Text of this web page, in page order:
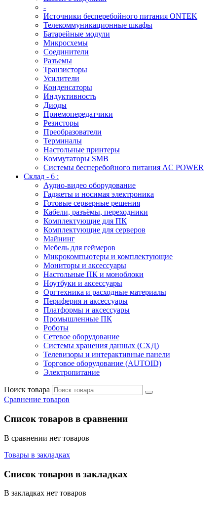
-
Источники бесперебойного питания ONTEK
Телекоммуникационные шкафы
Батарейные модули
Микросхемы
Соединители
Разъемы
Транзисторы
Усилители
Конденсаторы
Индуктивность
Диоды
Приемопередатчики
Резисторы
Преобразователи
Терминалы
Настольные принтеры
Коммутаторы SMB
Системы бесперебойного питания AC POWER
Склад - 6 :
Аудио-видео оборудование
Гаджеты и носимая электроника
Готовые серверные решения
Кабели, разъёмы, переходники
Комплектующие для ПК
Комплектующие для серверов
Майнинг
Мебель для геймеров
Микрокомпьютеры и комплектующие
Мониторы и аксессуары
Настольные ПК и моноблоки
Ноутбуки и аксессуары
Оргтехника и расходные материалы
Периферия и аксессуары
Платформы и аксессуары
Промышленные ПК
Роботы
Сетевое оборудование
Системы хранения данных (СХД)
Телевизоры и интерактивные панели
Торговое оборудование (AUTOID)
Электропитание
Поиск товара
Сравнение товаров
Список товаров в сравнении
В сравнении нет товаров
Товары в закладках
Список товаров в закладках
В закладках нет товаров